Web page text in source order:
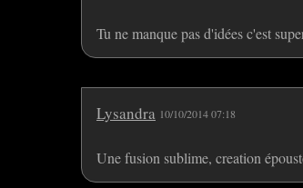
Tu ne manque pas d'idées c'est
Lysandra 10/10/2014 07:18
Une fusion sublime, creation